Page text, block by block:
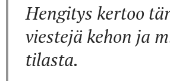
Hengitys kertoo
viestejä kehon ja
tilasta.